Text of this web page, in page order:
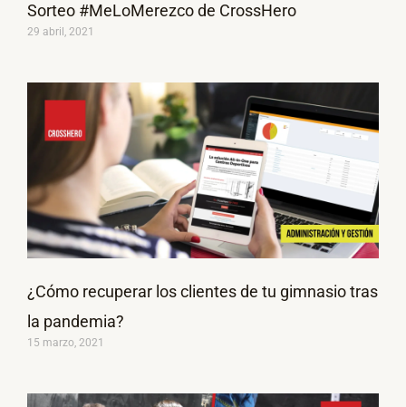
Sorteo #MeLoMerezco de CrossHero
29 abril, 2021
¿Cómo recuperar los clientes de tu gimnasio tras
la pandemia?
15 marzo, 2021